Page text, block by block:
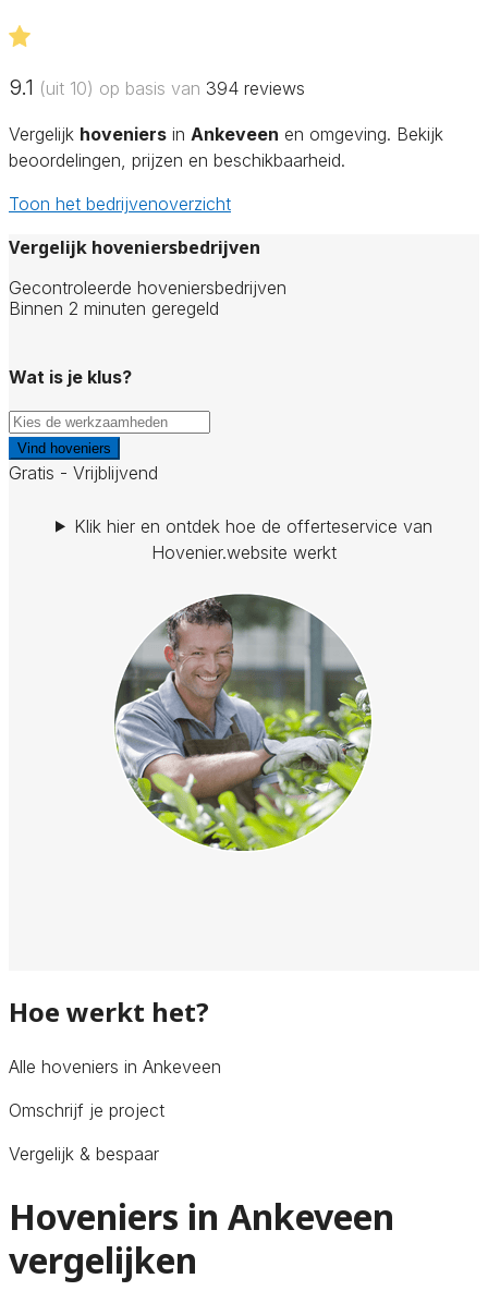
9.1 (uit 10) op basis van 394 reviews
Vergelijk hoveniers in Ankeveen en omgeving. Bekijk
beoordelingen, prijzen en beschikbaarheid.
Toon het bedrijvenoverzicht
Vergelijk hoveniersbedrijven
Gecontroleerde hoveniersbedrijven
Binnen 2 minuten geregeld
Wat is je klus?
Vind hoveniers
Gratis - Vrijblijvend
Klik hier en ontdek hoe de offerteservice van
Hovenier.website werkt
Hoe werkt het?
Alle hoveniers in Ankeveen
Omschrijf je project
Vergelijk & bespaar
Hoveniers in Ankeveen
vergelijken